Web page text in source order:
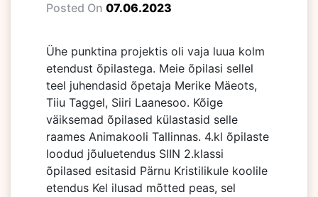
Posted On 07.06.2023
Ühe punktina projektis oli vaja luua kolm
etendust õpilastega. Meie õpilasi sellel
teel juhendasid õpetaja Merike Mäeots,
Tiiu Taggel, Siiri Laanesoo. Kõige
väiksemad õpilased külastasid selle
raames Animakooli Tallinnas. 4.kl õpilaste
loodud jõuluetendus SIIN 2.klassi
õpilased esitasid Pärnu Kristilikule koolile
etendus Kel ilusad mõtted peas, sel